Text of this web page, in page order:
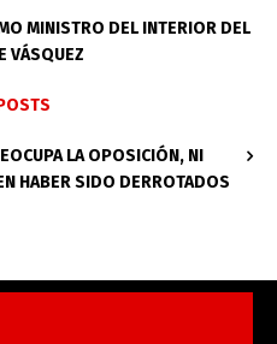
MINISTRO DEL INTERIOR DEL
VÁSQUEZ
LA OPOSICIÓN, NI
HABER SIDO DERROTADOS